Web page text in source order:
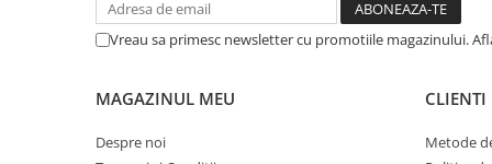
Vreau sa primesc newsletter cu promotiile magazinului.
MAGAZINUL MEU
Despre noi
CLIENTI
Metode